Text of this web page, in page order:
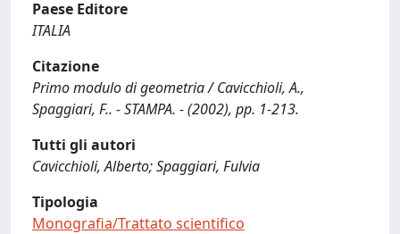
Paese Editore
ITALIA
Citazione
Primo modulo di geometria / Cavicchioli, A.,
Spaggiari, F.. - STAMPA. - (2002), pp. 1-213.
Tutti gli autori
Cavicchioli, Alberto; Spaggiari, Fulvia
Tipologia
Monografia/Trattato scientifico